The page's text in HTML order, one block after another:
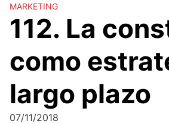
MARKETING
112. La
como
largo plazo
07/11/2018